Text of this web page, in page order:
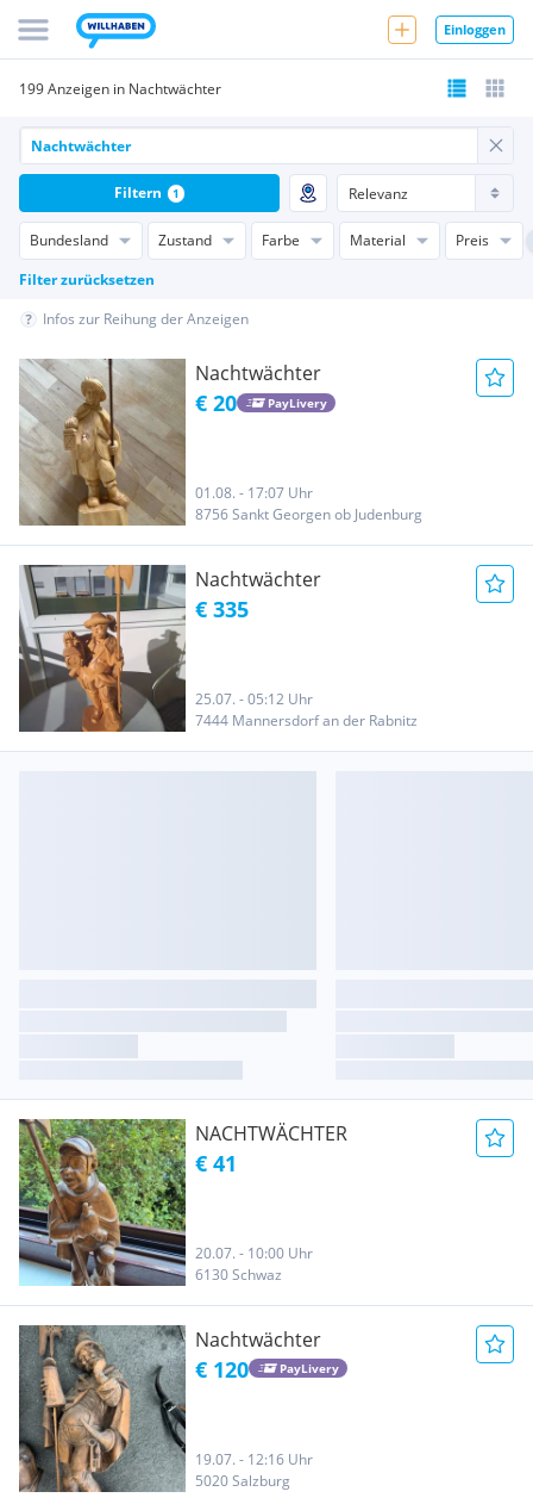
Einloggen
199 Anzeigen in Nachtwächter
Bundesland Zustand Farbe Material
Preis
Filter zurücksetzen
Filtern 1
Infos zur Reihung der Anzeigen
Nachtwächter
€ 20 PayLivery
01.08. - 17:07 Uhr
8756 Sankt Georgen ob Judenburg
Nachtwächter
€ 335
25.07. - 05:12 Uhr
7444 Mannersdorf an der Rabnitz
NACHTWÄCHTER
€ 41
20.07. - 10:00 Uhr
6130 Schwaz
Nachtwächter
€ 120 PayLivery
19.07. - 12:16 Uhr
5020 Salzburg